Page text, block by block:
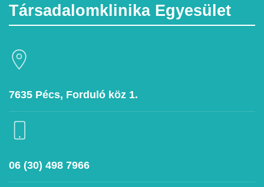
Társadalomklinika Egyesület
7635 Pécs, Forduló köz 1.
06 (30) 498 7966